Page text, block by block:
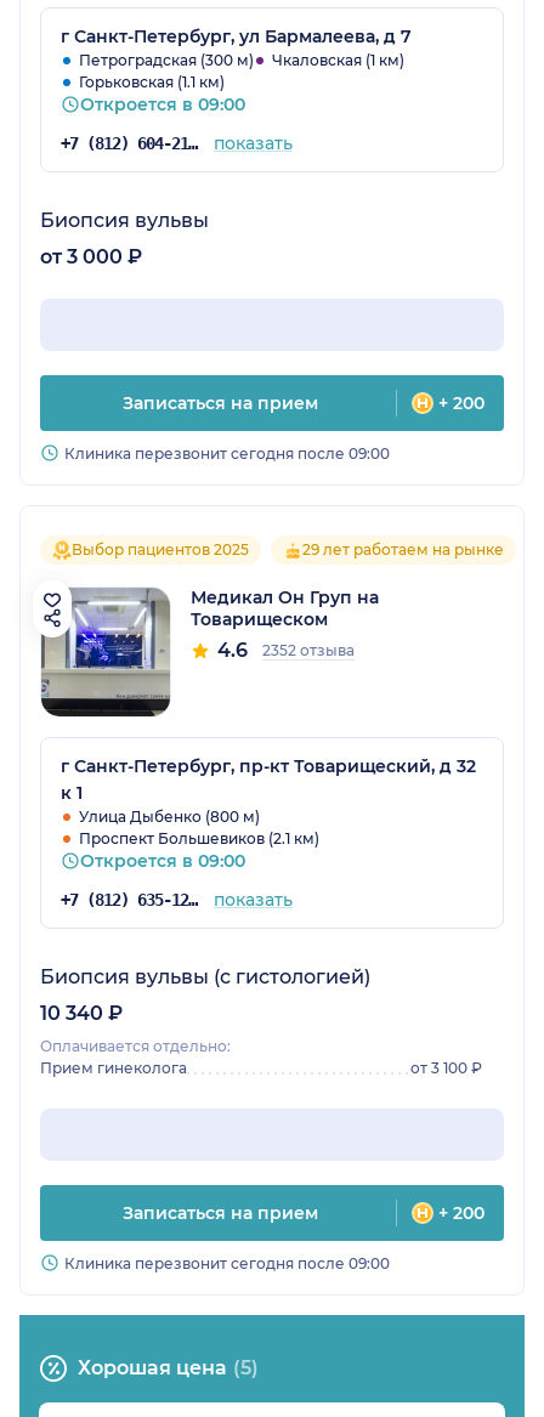
г Санкт-Петербург, ул Бармалеева, д 7
Петроградская (300 м)
Чкаловская (1 км)
Горьковская (1.1 км)
Откроется в 09:00
+7 (812) 604-21-66 показать
Биопсия вульвы
от 3 000 ₽
Записаться на прием + 200
Клиника перезвонит сегодня после 09:00
Выбор пациентов 2025 29 лет работаем на рынке
Медикал Он Груп на
Товарищеском
4.6 2352 отзыва
г Санкт-Петербург, пр-кт Товарищеский, д 32
к 1
Улица Дыбенко (800 м)
Проспект Большевиков (2.1 км)
Откроется в 09:00
+7 (812) 635-12-64 показать
Биопсия вульвы (с гистологией)
10 340 ₽
Оплачивается отдельно:
Прием гинеколога
от 3 100 ₽
Записаться на прием + 200
Клиника перезвонит сегодня после 09:00
Хорошая цена (5)